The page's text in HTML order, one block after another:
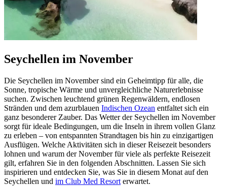
Seychellen im November
Die Seychellen im November sind ein Geheimtipp für alle, die
Sonne, tropische Wärme und unvergleichliche Naturerlebnisse
suchen. Zwischen leuchtend grünen Regenwäldern, endlosen
Stränden und dem azurblauen Indischen Ozean entfaltet sich ein
ganz besonderer Zauber. Das Wetter der Seychellen im November
sorgt für ideale Bedingungen, um die Inseln in ihrem vollen Glanz
zu erleben – von entspannten Strandtagen bis hin zu einzigartigen
Ausflügen. Welche Aktivitäten sich in dieser Reisezeit besonders
lohnen und warum der November für viele als perfekte Reisezeit
gilt, erfahren Sie in den folgenden Abschnitten. Lassen Sie sich
inspirieren und entdecken Sie, was Sie in diesem Monat auf den
Seychellen und im Club Med Resort erwartet.